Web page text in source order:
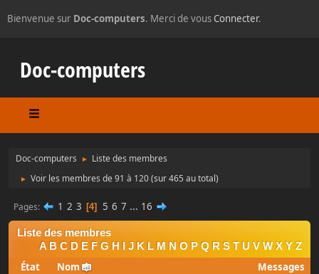
Bienvenue sur Doc-computers. Merci de vousConnecter.
Doc-computers
Doc-computers ► Liste des membres
► Voir les membres de 91 à 120(sur 465 au total)
Pages 1 2 3 4 5 6 7 ... 16
Liste des membres
A B C D E F G H J K L M N O P Q R S T U V W X Y Z
État Nom
Messages